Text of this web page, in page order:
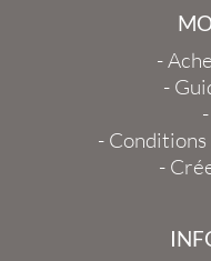
-
-
-
- Conditions
-